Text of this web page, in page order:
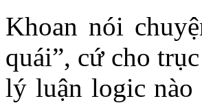
Khoan nói
quái”, cứ cho
lý luận logic nào